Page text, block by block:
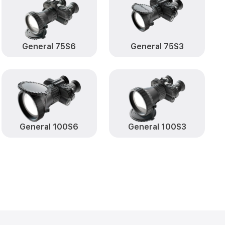
Binocular
25S3
от 1200₽ Заказать
25S3
Заказать
General 75S6 General 75S3
General 100S6 General 100S3